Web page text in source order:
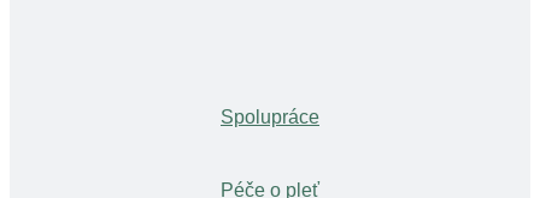
Spolupráce
Péče o pleť